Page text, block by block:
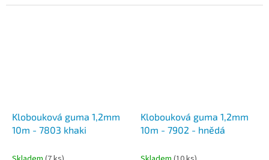
Klobouková guma 1,2mm
10m - 7803 khaki
Klobouková guma 1,2mm
10m - 7902 - hnědá